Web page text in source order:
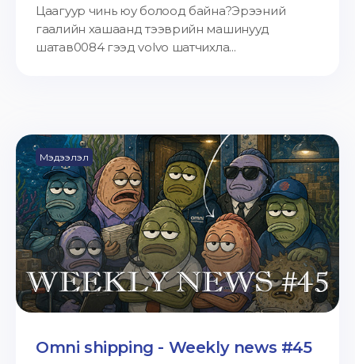
Цаагуур чинь юу болоод байна?Эрээний
гаалийн хашаанд тээврийн машинууд
шатав0084 гээд volvo шатчихла...
Мэдээлэл
Omni shipping - Weekly news #45